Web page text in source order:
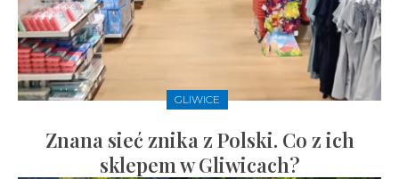
GLIWICE
Znana sieć znika z Polski. Co z ich
sklepem w Gliwicach?